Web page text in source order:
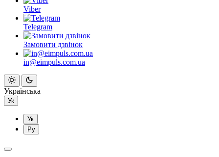
Viber
Telegram
Замовити дзвінок
in@eimpuls.com.ua
Українська
Ук
Ук
Ру